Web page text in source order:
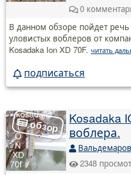
0
В данном обзоре пойдет
уловистых воблеров от
Kosadaka Ion XD 70F. читать
подписаться
Kosadaka
воблера.
2348